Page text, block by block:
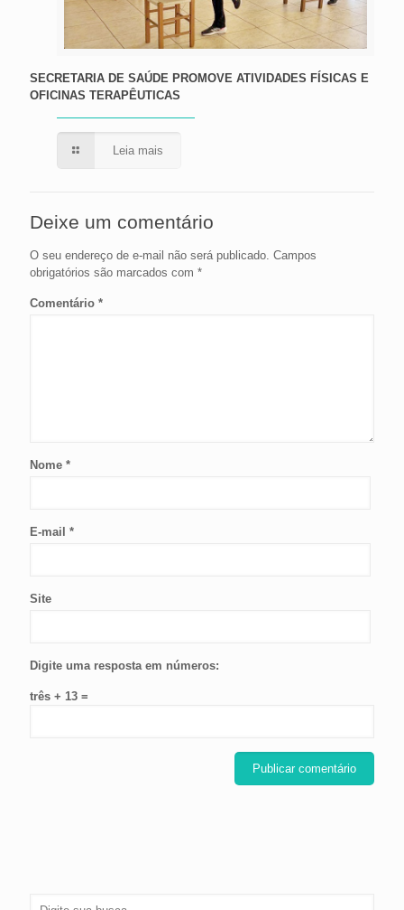
SECRETARIA DE SAÚDE PROMOVE ATIVIDADES FÍSICAS E
OFICINAS TERAPÊUTICAS
Leia mais
Deixe um comentário
O seu endereço de e-mail não será publicado. Campos
obrigatórios são marcados com *
Comentário *
Nome *
E-mail *
Site
Digite uma resposta em números:
três + 13 =